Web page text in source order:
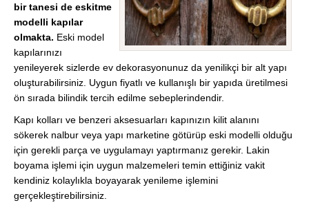
bir tanesi de eskitme
modelli kapılar
olmakta. Eski model
kapılarınızı
yenileyerek sizlerde ev dekorasyonunuz da yenilikçi bir alt yapı
oluşturabilirsiniz. Uygun fiyatlı ve kullanışlı bir yapıda üretilmesi
ön sırada bilindik tercih edilme sebeplerindendir.
Kapı kolları ve benzeri aksesuarları kapınızın kilit alanını
sökerek nalbur veya yapı marketine götürüp eski modelli olduğu
için gerekli parça ve uygulamayı yaptırmanız gerekir. Lakin
boyama işlemi için uygun malzemeleri temin ettiğiniz vakit
kendiniz kolaylıkla boyayarak yenileme işlemini
gerçekleştirebilirsiniz.